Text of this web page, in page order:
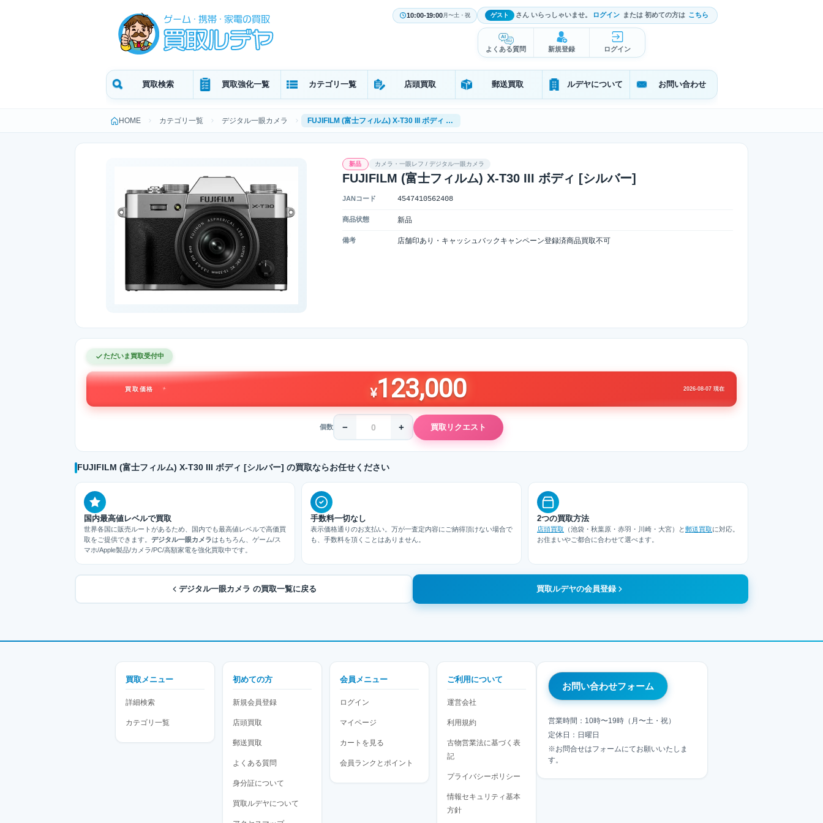
10:00-19:00月〜土・祝 ゲスト さん いらっしゃいませ。 ログイン または 初めての方は こちら
よくある質問 新規登録 ログイン
買取検索 買取強化一覧 カテゴリ一覧 店頭買取 郵送買取 ルデヤについて お問い合わせ
HOME カテゴリ一覧 デジタル一眼カメラ FUJIFILM (富士フィルム) X-T30 III ボディ [シルバー]
新品 カメラ・一眼レフ / デジタル一眼カメラ
FUJIFILM (富士フィルム) X-T30 III ボディ [シルバー]
JANコード 4547410562408
商品状態 新品
備考 店舗印あり・キャッシュバックキャンペーン登録済商品買取不可
ただいま買取受付中
買取価格 ¥123,000 2026-08-07 現在
個数 − + 買取リクエスト
FUJIFILM (富士フィルム) X-T30 III ボディ [シルバー] の買取ならお任せください
国内最高値レベルで買取
世界各国に販売ルートがあるため、国内でも最高値レベルで高価買
取をご提供できます。 デジタル一眼カメラはもちろん、ゲーム/ス
マホ/Apple製品/カメラ/PC/高額家電を強化買取中です。
手数料一切なし
表示価格通りのお支払い。万が一査定内容にご納得頂けない場合で
も、手数料を頂くことはありません。
2つの買取方法
店頭買取 （池袋・秋葉原・赤羽・川崎・大宮）と郵送買取に対応。
お住まいやご都合に合わせて選べます。
デジタル一眼カメラ の買取一覧に戻る 買取ルデヤの会員登録
買取メニュー
詳細検索
カテゴリ一覧
初めての方
新規会員登録
店頭買取
郵送買取
よくある質問
身分証について
買取ルデヤについて
会員メニュー
ログイン
マイページ
カートを見る
会員ランクとポイント
ご利用について
運営会社
利用規約
古物営業法に基づく表
記
プライバシーポリシー
情報セキュリティ基本
方針
お問い合わせフォーム
営業時間：10時〜19時（月〜土・祝）
定休日：日曜日
※お問合せはフォームにてお願いいたしま
す。